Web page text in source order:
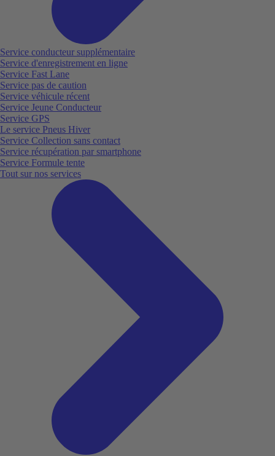
Service conducteur supplémentaire
Service d'enregistrement en ligne
Service Fast Lane
Service pas de caution
Service véhicule récent
Service Jeune Conducteur
Service GPS
Le service Pneus Hiver
Service Collection sans contact
Service récupération par smartphone
Service Formule tente
Tout sur nos services